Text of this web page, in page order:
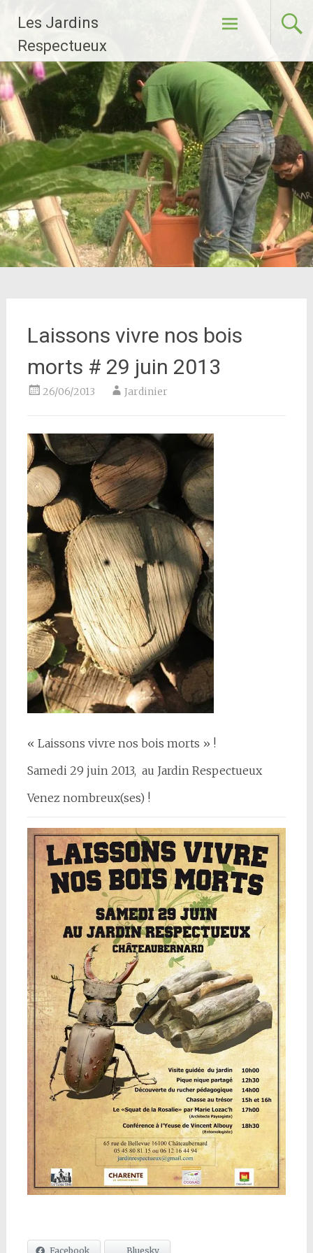
contenu
principal
Les Jardins
Respectueux
Laissons vivre nos bois
morts # 29 juin 2013
26/06/2013 Jardinier
« Laissons vivre nos bois morts » !
Samedi 29 juin 2013, au Jardin Respectueux
Venez nombreux(ses) !
Facebook Bluesky